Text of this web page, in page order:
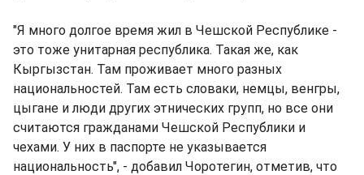
"Я много долгое время жил в Чешской Республике -
это тоже унитарная республика. Такая же, как
Кыргызстан. Там проживает много разных
национальностей. Там есть словаки, немцы, венгры,
цыгане и люди других этнических групп, но все они
считаются гражданами Чешской Республики и
чехами. У них в паспорте не указывается
национальность", - добавил Чоротегин, отметив, что